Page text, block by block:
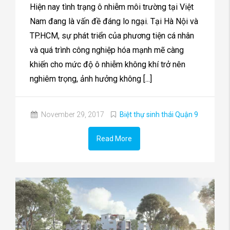
Hiện nay tình trạng ô nhiễm môi trường tại Việt
Nam đang là vấn đề đáng lo ngại. Tại Hà Nội và
TP.HCM, sự phát triển của phương tiện cá nhân
và quá trình công nghiệp hóa mạnh mẽ càng
khiến cho mức độ ô nhiễm không khí trở nên
nghiêm trọng, ảnh hưởng không [...]
November 29, 2017 Biệt thự sinh thái Quận 9
Read More